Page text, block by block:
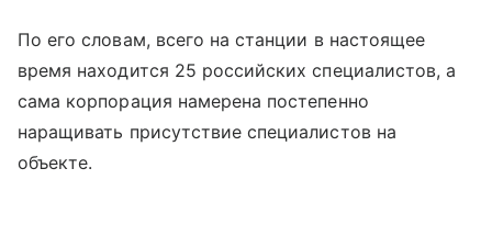
По его словам, всего на станции в настоящее
время находится 25 российских специалистов, а
сама корпорация намерена постепенно
наращивать присутствие специалистов на
объекте.